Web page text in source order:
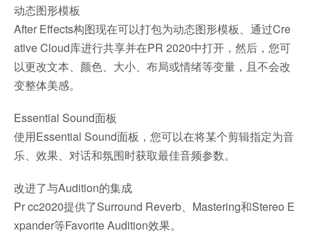
动态图形模板
After Effects构图现在可以打包为动态图形模板、通过Cre
ative Cloud库进行共享并在PR 2020中打开，然后，您可
以更改文本、颜色、大小、布局或情绪等变量，且不会改
变整体美感。
Essential Sound面板
使用Essential Sound面板，您可以在将某个剪辑指定为音
乐、效果、对话和氛围时获取最佳音频参数。
改进了与Audition的集成
Pr cc2020提供了Surround Reverb、Mastering和Stereo E
xpander等Favorite Audition效果。